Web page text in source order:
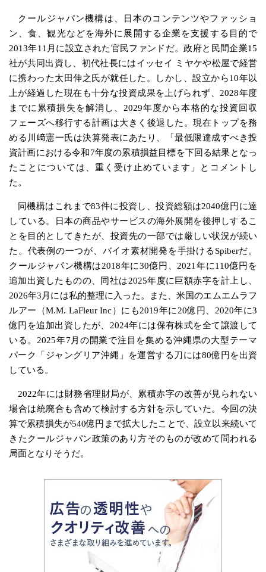
クールジャパン機構は、日本のコンテンツやファッショ
ン、食、観光などを海外に展開する企業を支援する目的で
2013年11月に設立された官民ファンドだ。政府と民間企業15
社が共同出資し、初代社長にはイッセイ ミヤケや松屋で経営
に携わった太田伸之氏が就任した。しかし、設立から10年以
上が経過した現在も十分な投資成果を上げられず、2028年度
までに累積損失を解消し、2029年度から本格的な投資回収
フェーズへ移行する計画は大きく後退した。現在トップを務
める川﨑憲一氏は決算発表にあたり、「最低限達成すべき投
資計画における令和7年度の累積損益目標を下回る結果となっ
たことについては、重く受け止めています」とコメントし
た。
同機構はこれまで83件に投資し、投資総額は2040億円に達
している。日本の商品やサービスの海外展開を後押しするこ
とを目的としてきたが、投資先の一部では厳しい状況が続い
た。代表例の一つが、バイオ素材開発を手掛けるSpiberだ。
クールジャパン機構は2018年に30億円、2021年に110億円を
追加出資したものの、同社は2025年度に巨額赤字を計上し、
2026年3月には私的整理に入った。また、米国のエムエムラフ
ルアー（M.M. LaFleur Inc）にも2019年に20億円、2020年に3
億円を追加出資したが、2024年には保有株式を全て譲渡して
いる。2025年7月の開業で注目を集める沖縄県の大型テーマ
パーク「ジャングリア沖縄」を運営する刀には80億円を出資
している。
2022年には財務省理財局が、累積赤字の改善が見られない
場合は統廃合も含めて検討する方針を示していた。今回の決
算で累積損失が540億円まで拡大したことで、設立以来続いて
きたクールジャパン政策のあり方そのものが改めて問われる
局面となりそうだ。